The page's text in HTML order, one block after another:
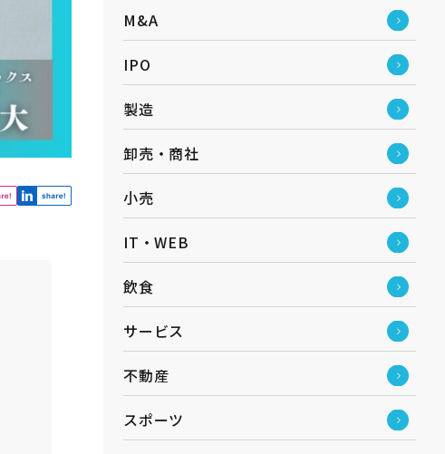
M&A
IPO
製造
卸売・商社
小売
IT・WEB
飲食
サービス
不動産
スポーツ